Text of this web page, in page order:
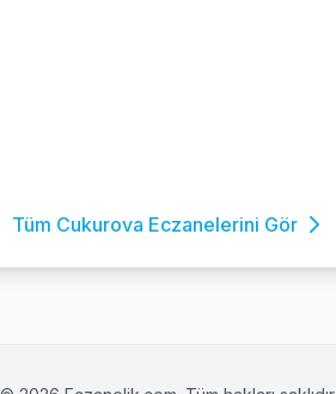
Tüm Cukurova Eczanelerini Gör